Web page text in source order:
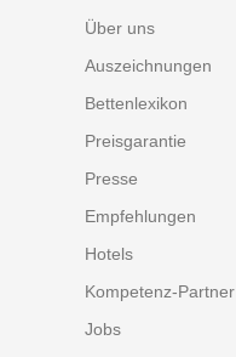
Über uns
Auszeichnungen
Bettenlexikon
Preisgarantie
Presse
Empfehlungen
Hotels
Kompetenz-Partner
Jobs